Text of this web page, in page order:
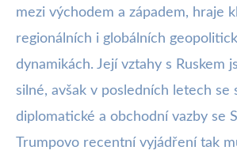
mezi východem a západem, hraje
regionálních i globálních
dynamikách. Její vztahy s Ruskem
silné, avšak v posledních letech se
diplomatické a obchodní vazby se
Trumpovo recentní vyjádření tak